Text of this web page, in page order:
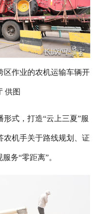
作业的农机运输车辆开
供图
式，打造“云上三夏”服
农机手关于路线规划、证
务“零距离”。